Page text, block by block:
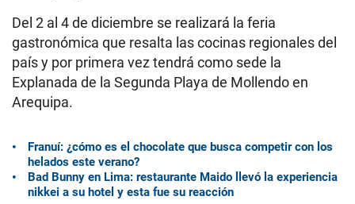
Del 2 al 4 de diciembre se realizará la feria
gastronómica que resalta las cocinas regionales del
país y por primera vez tendrá como sede la
Explanada de la Segunda Playa de Mollendo en
Arequipa.
Franuí: ¿cómo es el chocolate que busca competir con los
helados este verano?
Bad Bunny en Lima: restaurante Maido llevó la experiencia
nikkei a su hotel y esta fue su reacción